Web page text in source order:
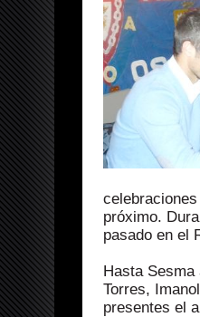
próximo.
pasado en el
Hasta
Torres,
presentes el